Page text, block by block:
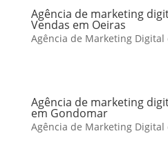
Agência de marketing
Vendas em Oeiras
Agência de Marketing Digital
Agência de marketing
em Gondomar
Agência de Marketing Digital